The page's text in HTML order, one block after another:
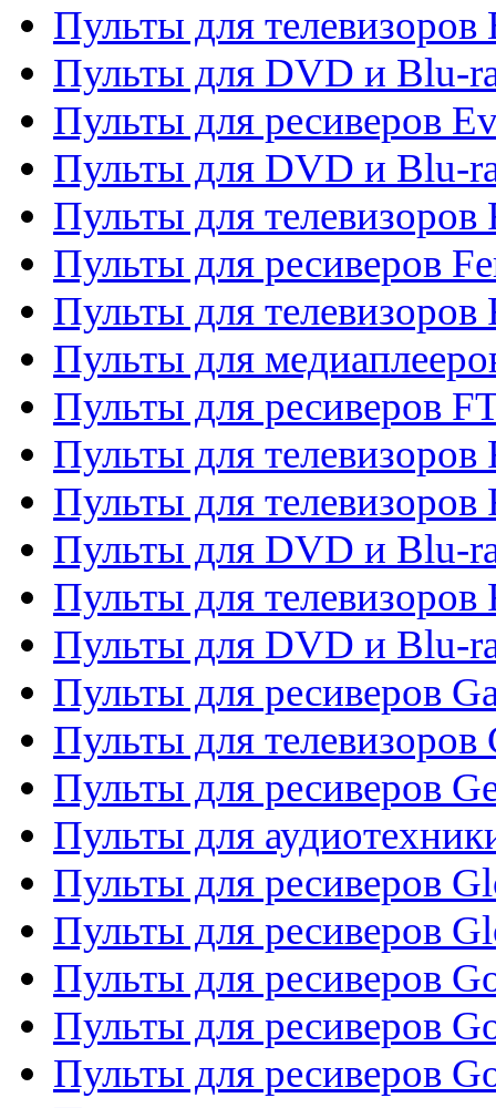
Пульты для телевизоров
Пульты для DVD и Blu-
Пульты для ресиверов
Пульты для DVD и Blu-
Пульты для телевизоров
Пульты для ресиверов
Пульты для
Пульты для
Пульты для ресиверов
Пульты для телевизоров
Пульты для телевизоров
Пульты для DVD и Blu-
Пульты для телевизоров
Пульты для DVD и Blu-
Пульты для ресиверов
Пульты для телевизоров
Пульты для ресиверов
Пульты для
Пульты для ресиверов
Пульты для ресиверов
Пульты для ресиверов
Пульты для ресиверов
Пульты для ресиверов